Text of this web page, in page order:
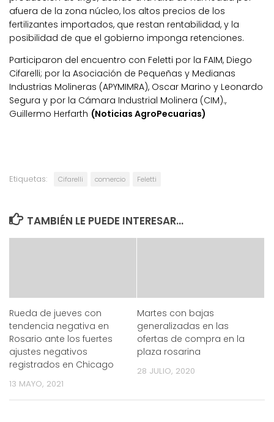
afuera de la zona núcleo, los altos precios de los
fertilizantes importados, que restan rentabilidad, y la
posibilidad de que el gobierno imponga retenciones.
Participaron del encuentro con Feletti por la FAIM, Diego
Cifarelli; por la Asociación de Pequeñas y Medianas
Industrias Molineras (APYMIMRA), Oscar Marino y Leonardo
Segura y por la Cámara Industrial Molinera (CIM).,
Guillermo Herfarth (Noticias AgroPecuarias)
Etiquetas: Cifarelli comercio Feletti
TAMBIÉN LE PUEDE INTERESAR...
Rueda de jueves con
tendencia negativa en
Rosario ante los fuertes
ajustes negativos
registrados en Chicago
13 MAYO, 2021
Martes con bajas
generalizadas en las
ofertas de compra en la
plaza rosarina
28 JULIO, 2020